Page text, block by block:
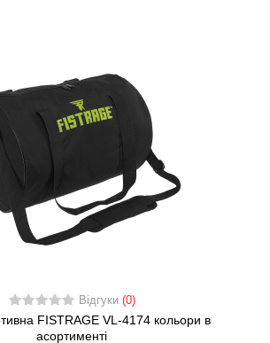
Відгуки (0)
FISTRAGE VL-4174 кольори в
асортименті